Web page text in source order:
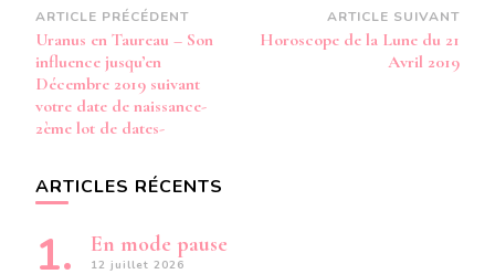
Navigation
d’article
ARTICLE PRÉCÉDENT
Uranus en Taureau – Son
influence jusqu’en
Décembre 2019 suivant
votre date de naissance-
2ème lot de dates-
ARTICLE SUIVANT
Horoscope de la Lune du 21
Avril 2019
ARTICLES RÉCENTS
En mode pause
12 juillet 2026